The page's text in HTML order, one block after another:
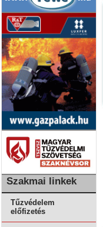
Szakmai linkek
Tűzvédelem
előfizetés